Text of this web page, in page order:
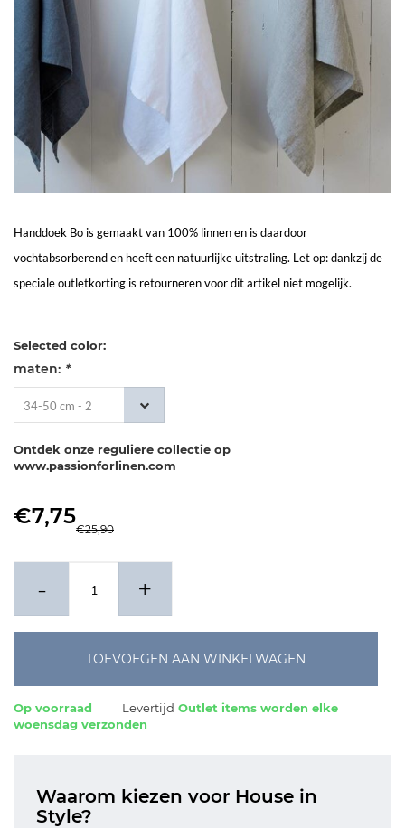
Account
Handdoek Bo is gemaakt van 100% linnen en is daardoor
vochtabsorberend en heeft een natuurlijke uitstraling. Let op: dankzij de
speciale outletkorting is retourneren voor dit artikel niet mogelijk.
Selected color:
maten: *
34-50 cm - 2
stuks
Ontdek onze reguliere collectie op
www.passionforlinen.com
€7,75
€25,90
- +
TOEVOEGEN AAN WINKELWAGEN
Op voorraad Levertijd Outlet items worden elke
woensdag verzonden
Waarom kiezen voor House in
Style?